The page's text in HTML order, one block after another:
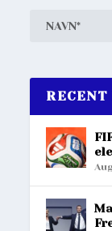
RECENT